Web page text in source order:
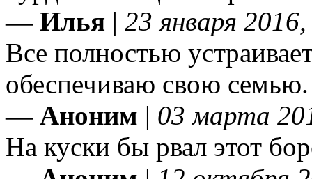
— Илья | 23 января
Все полностью
обеспечиваю свою семью.
— Аноним | 03 марта
На куски бы рвал этот